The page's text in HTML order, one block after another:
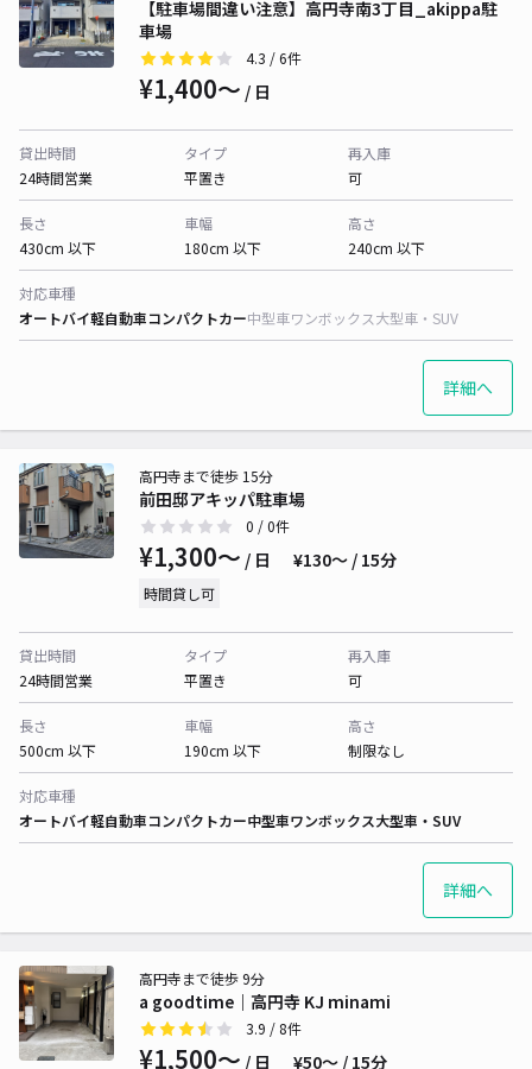
【駐車場間違い注意】高円寺南3丁目_akippa駐
車場
4.3 / 6件
¥1,400〜 / 日
貸出時間
24時間営業
タイプ
平置き
再入庫
可
長さ
430cm 以下
車幅
180cm 以下
高さ
240cm 以下
対応車種
オートバイ軽自動車コンパクトカー中型車ワンボックス大型車・SUV
詳細へ
前田邸アキッパ駐車場
高円寺まで徒歩 15分
0 / 0件
¥1,300〜 / 日 ¥130〜 / 15分
時間貸し可
貸出時間
24時間営業
タイプ
平置き
再入庫
可
長さ
500cm 以下
車幅
190cm 以下
高さ
制限なし
対応車種
オートバイ軽自動車コンパクトカー中型車ワンボックス大型車・SUV
詳細へ
a goodtime｜高円寺 KJ minami
高円寺まで徒歩 9分
3.9 / 8件
¥1,500〜 / 日 ¥50〜 / 15分